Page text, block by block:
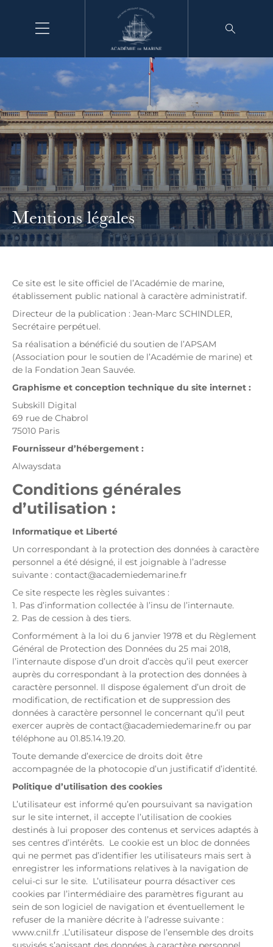
Mentions légales
Ce site est le site officiel de l’Académie de marine,
établissement public national à caractère administratif.
Directeur de la publication : Jean-Marc SCHINDLER,
Secrétaire perpétuel.
Sa réalisation a bénéficié du soutien de l’APSAM
(Association pour le soutien de l’Académie de marine) et
de la Fondation Jean Sauvée.
Graphisme et conception technique du site internet :
Subskill Digital
69 rue de Chabrol
75010 Paris
Fournisseur d’hébergement :
Alwaysdata
Conditions générales
d’utilisation :
Informatique et Liberté
Un correspondant à la protection des données à caractère
personnel a été désigné, il est joignable à l’adresse
suivante : contact@academiedemarine.fr
Ce site respecte les règles suivantes :
1. Pas d’information collectée à l’insu de l’internaute.
2. Pas de cession à des tiers.
Conformément à la loi du 6 janvier 1978 et du Règlement
Général de Protection des Données du 25 mai 2018,
l’internaute dispose d’un droit d’accès qu’il peut exercer
auprès du correspondant à la protection des données à
caractère personnel. Il dispose également d’un droit de
modification, de rectification et de suppression des
données à caractère personnel le concernant qu’il peut
exercer auprès de contact@academiedemarine.fr ou par
téléphone au 01.85.14.19.20.
Toute demande d’exercice de droits doit être
accompagnée de la photocopie d’un justificatif d’identité.
Politique d’utilisation des cookies
L’utilisateur est informé qu’en poursuivant sa navigation
sur le site internet, il accepte l’utilisation de cookies
destinés à lui proposer des contenus et services adaptés à
ses centres d’intérêts. Le cookie est un bloc de données
qui ne permet pas d’identifier les utilisateurs mais sert à
enregistrer les informations relatives à la navigation de
celui-ci sur le site. L’utilisateur pourra désactiver ces
cookies par l’intermédiaire des paramètres figurant au
sein de son logiciel de navigation et éventuellement le
refuser de la manière décrite à l’adresse suivante :
www.cnil.fr .L’utilisateur dispose de l’ensemble des droits